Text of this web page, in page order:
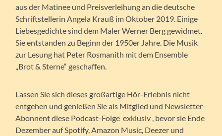
aus der Matinee und Preisverleihung an die deutsche
Schriftstellerin Angela Krauß im Oktober 2019. Einige
Liebesgedichte sind dem Maler Werner Berg gewidmet.
Sie entstanden zu Beginn der 1950er Jahre. Die Musik
zur Lesung hat Peter Rosmanith mit dem Ensemble
„Brot & Sterne“ geschaffen.
Lassen Sie sich dieses großartige Hör-Erlebnis nicht
entgehen und genießen Sie als Mitglied und Newsletter-
Abonnent diese Podcast-Folge exklusiv , bevor sie Ende
Dezember auf Spotify, Amazon Music, Deezer und